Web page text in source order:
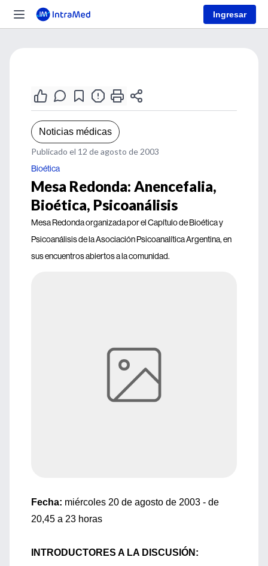
Ingresar
Noticias médicas
Publicado el 12 de agosto de 2003
Bioética
Mesa Redonda: Anencefalia,
Bioética, Psicoanálisis
Mesa Redonda organizada por el Capítulo de Bioética y
Psicoanálisis de la Asociación Psicoanalítica Argentina, en
sus encuentros abiertos a la comunidad.
Fecha: miércoles 20 de agosto de 2003 - de
20,45 a 23 horas
INTRODUCTORES A LA DISCUSIÓN: